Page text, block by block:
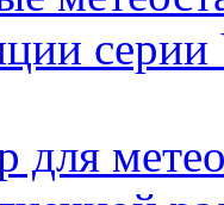
серии
для